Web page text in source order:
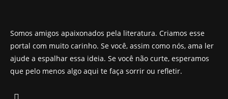
Somos amigos apaixonados pela literatura. Criamos esse
portal com muito carinho. Se você, assim como nós, ama ler
ajude a espalhar essa ideia. Se você não curte, esperamos
que pelo menos algo aqui te faça sorrir ou refletir.